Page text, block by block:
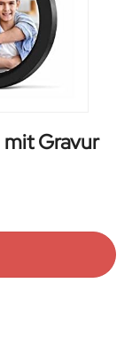
Gravur